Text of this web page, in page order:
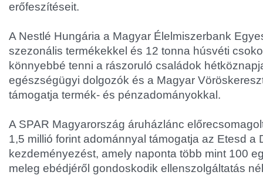
erőfeszítéseit.
A Nestlé Hungária a Magyar Élelmiszerbank
szezonális termékekkel és 12 tonna húsvéti
könnyebbé tenni a rászoruló családok
egészségügyi dolgozók és a Magyar
támogatja termék- és pénzadományokkal.
A SPAR Magyarország áruházlánc
1,5 millió forint adománnyal támogatja az Etesd a
kezdeményezést, amely naponta több mint 100
meleg ebédjéről gondoskodik ellenszolgáltatás